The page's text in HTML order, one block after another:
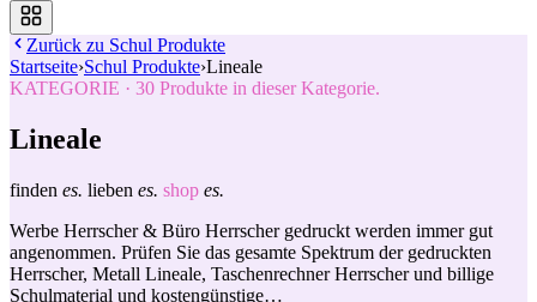
Zurück zu Schul Produkte
Startseite›Schul Produkte›Lineale
KATEGORIE · 30 Produkte in dieser Kategorie.
Lineale
finden es. lieben es. shop es.
Werbe Herrscher & Büro Herrscher gedruckt werden immer gut
angenommen. Prüfen Sie das gesamte Spektrum der gedruckten
Herrscher, Metall Lineale, Taschenrechner Herrscher und billige
Schulmaterial und kostengünstige…